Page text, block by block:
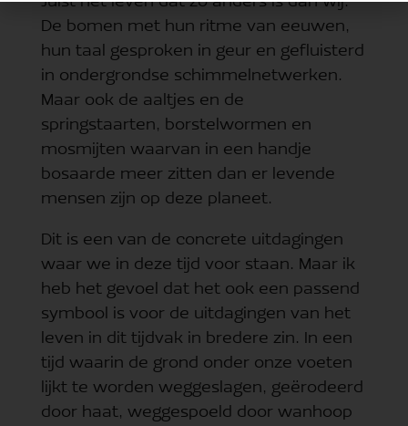
De bomen met hun ritme van eeuwen,
hun taal gesproken in geur en gefluisterd
in ondergrondse schimmelnetwerken.
Maar ook de aaltjes en de
springstaarten, borstelwormen en
mosmijten waarvan in een handje
bosaarde meer zitten dan er levende
mensen zijn op deze planeet.
Dit is een van de concrete uitdagingen
waar we in deze tijd voor staan. Maar ik
heb het gevoel dat het ook een passend
symbool is voor de uitdagingen van het
leven in dit tijdvak in bredere zin. In een
tijd waarin de grond onder onze voeten
lijkt te worden weggeslagen, geërodeerd
door haat, weggespoeld door wanhoop